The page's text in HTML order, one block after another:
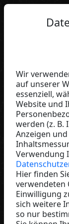
Wir
auf unserer
essenziell,
Website und
werden (z. B.
Anzeigen
Verwendung
Hier finden
verwendeten
Einwilligung
sich weitere
so nur